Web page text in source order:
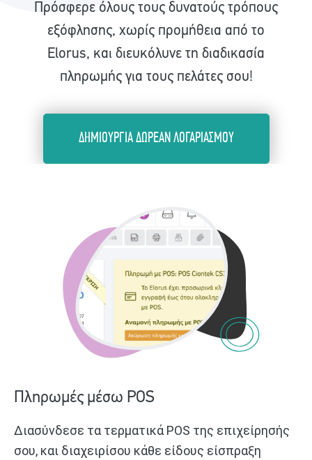
Πρόσφερε όλους τους δυνατούς τρόπους
εξόφλησης, χωρίς προμήθεια από το
Elorus, και διευκόλυνε τη διαδικασία
πληρωμής για τους πελάτες σου!
ΔΗΜΙΟΥΡΓΙΑ ΔΩΡΕΑΝ ΛΟΓΑΡΙΑΣΜΟΥ
Πληρωμές μέσω POS
Διασύνδεσε τα τερματικά POS της επιχείρησής
σου, και διαχειρίσου κάθε είδους είσπραξη